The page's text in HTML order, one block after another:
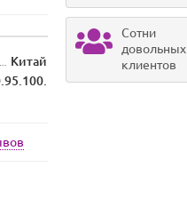
Китай
Сотни
довольных
клиентов